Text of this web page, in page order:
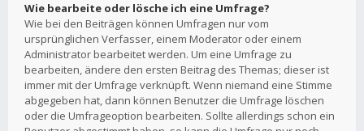
Wie bearbeite oder lösche ich eine Umfrage?
Wie bei den Beiträgen können Umfragen nur vom
ursprünglichen Verfasser, einem Moderator oder einem
Administrator bearbeitet werden. Um eine Umfrage zu
bearbeiten, ändere den ersten Beitrag des Themas; dieser ist
immer mit der Umfrage verknüpft. Wenn niemand eine Stimme
abgegeben hat, dann können Benutzer die Umfrage löschen
oder die Umfrageoption bearbeiten. Sollte allerdings schon ein